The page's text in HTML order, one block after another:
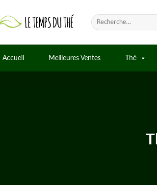
Recherche
pour :
Accueil Meilleures Ventes Thé